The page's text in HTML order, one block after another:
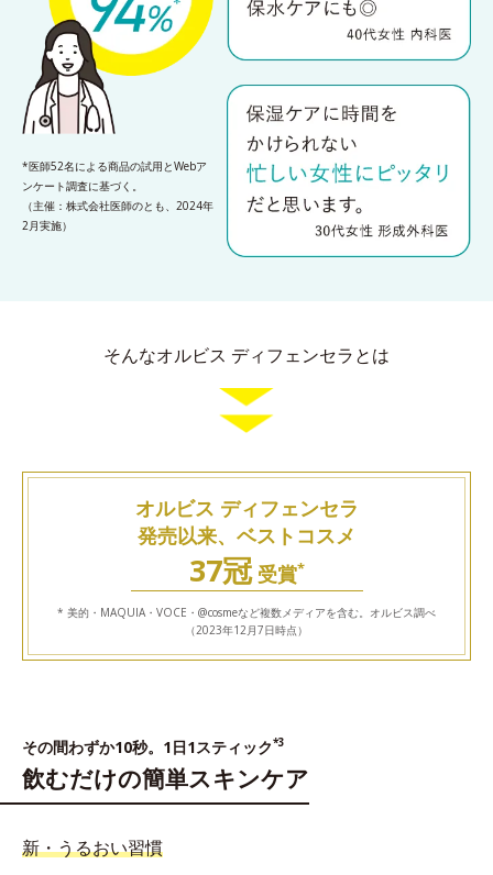
*医師52名による商品の試用とWebア
ンケート調査に基づく。
（主催：株式会社医師のとも、2024年
2月実施）
そんなオルビス ディフェンセラとは
オルビス ディフェンセラ
発売以来、ベストコスメ
37冠受賞*
* 美的・MAQUIA・VOCE・@cosmeなど複数メディアを含む。オルビス調べ
（2023年12月7日時点）
その間わずか10秒。1日1スティック*3
飲むだけの簡単スキンケア
新・うるおい習慣